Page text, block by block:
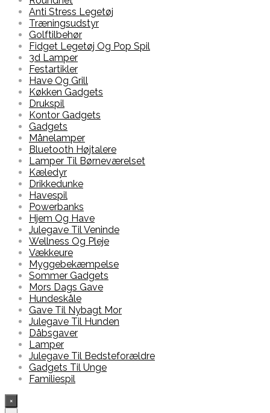
Anti Stress Legetøj
Træningsudstyr
Golftilbehør
Fidget Legetøj Og Pop Spil
3d Lamper
Festartikler
Have Og Grill
Køkken Gadgets
Drukspil
Kontor Gadgets
Gadgets
Månelamper
Bluetooth Højtalere
Lamper Til Børneværelset
Kæledyr
Drikkedunke
Havespil
Powerbanks
Hjem Og Have
Julegave Til Veninde
Wellness Og Pleje
Vækkeure
Myggebekæmpelse
Sommer Gadgets
Mors Dags Gave
Hundeskåle
Gave Til Nybagt Mor
Julegave Til Hunden
Dåbsgaver
Lamper
Julegave Til Bedsteforældre
Gadgets Til Unge
Familiespil
×